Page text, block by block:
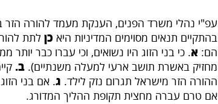
עפ"י נהלי משרד הפנים, הענקת מעמד להורה הזר
בהתקיים תנאים מסוימים המדיניות היא כן לתת
הם: א. כי בני הזוג היו נשואים, וכי עברו כבר
מחזיק באשרת תושב ארעי למעלה משנתיים). ב.
ההורה הזר מישראל תגרום נזק לילד. ג. אם בני
אם טרם עברה מחצית תקופת ההליך המדורג.